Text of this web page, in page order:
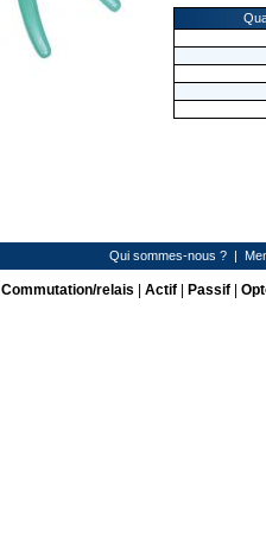
Qui sommes-nous ?|
Commutation/relais Actif| Passif|